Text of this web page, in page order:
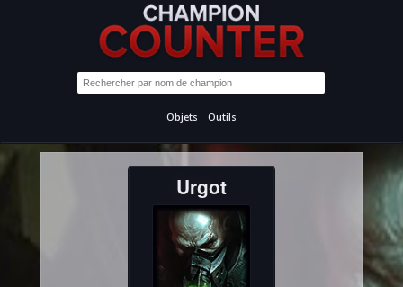
Objets Outils
Urgot